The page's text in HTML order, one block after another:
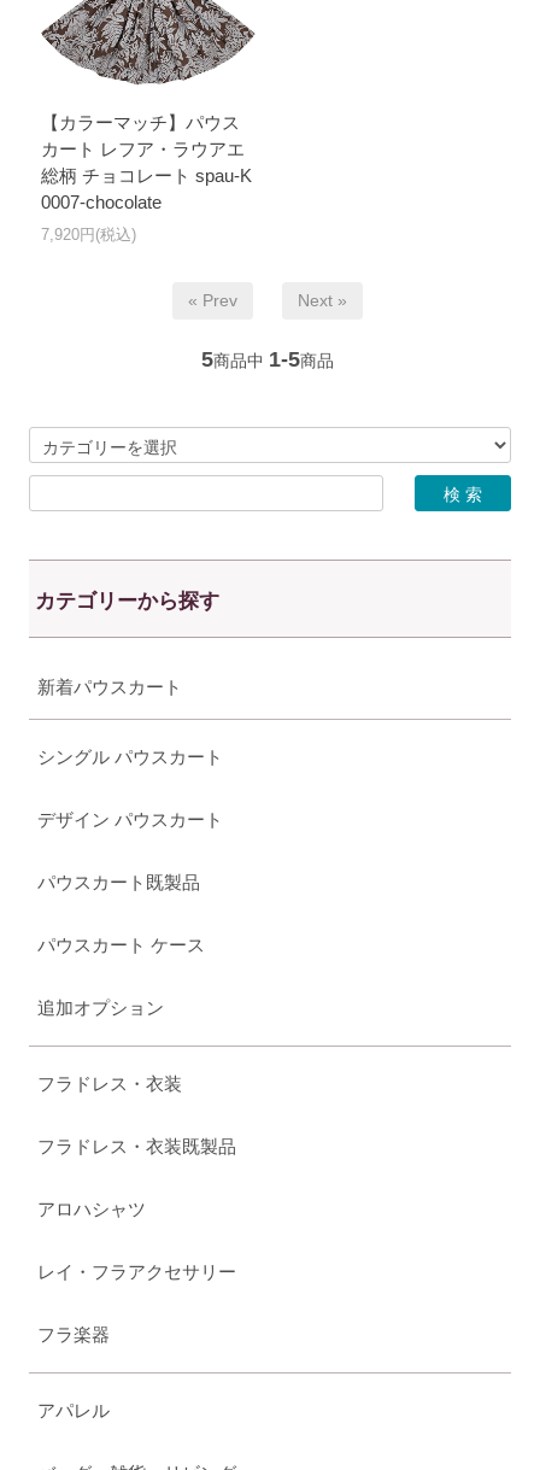
【カラーマッチ】パウス
カート レフア・ラウアエ
総柄 チョコレート spau-K
0007-chocolate
7,920円(税込)
« Prev Next »
5商品中 1-5商品
カテゴリーから探す
新着パウスカート
シングル パウスカート
デザイン パウスカート
パウスカート既製品
パウスカート ケース
追加オプション
フラドレス・衣装
フラドレス・衣装既製品
アロハシャツ
レイ・フラアクセサリー
フラ楽器
アパレル